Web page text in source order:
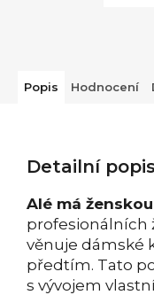
Popis Hodnocení
Detailní
Alé má
profesionálních
věnuje dámské
předtím. Tato
s vývojem